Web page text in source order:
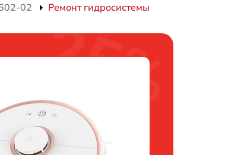
02 Ремонт гидросистемы